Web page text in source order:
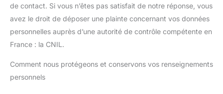
de contact. Si vous n’êtes pas satisfait de notre réponse, vous
avez le droit de déposer une plainte concernant vos données
personnelles auprès d’une autorité de contrôle compétente en
France : la CNIL.
Comment nous protégeons et conservons vos renseignements
personnels